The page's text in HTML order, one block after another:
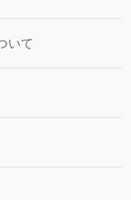
いて